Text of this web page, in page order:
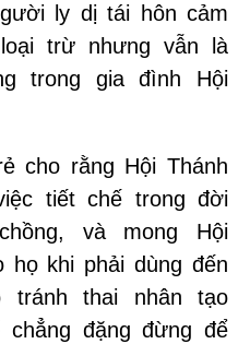
ly dị tái hôn cảm
trừ nhưng vẫn là
trong gia đình Hội
cho rằng Hội Thánh
tiết chế trong đời
và mong Hội
họ khi phải dùng đến
tránh thai nhân tạo
đặng đừng để